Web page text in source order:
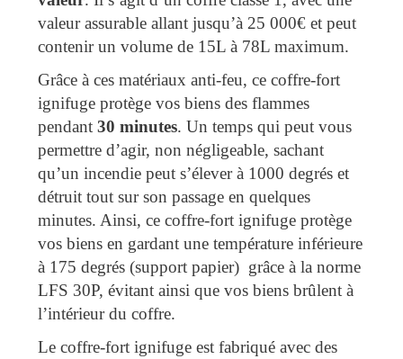
valeur assurable allant jusqu’à 25 000€ et peut
contenir un volume de 15L à 78L maximum.
Grâce à ces matériaux anti-feu, ce coffre-fort
ignifuge protège vos biens des flammes
pendant 30 minutes. Un temps qui peut vous
permettre d’agir, non négligeable, sachant
qu’un incendie peut s’élever à 1000 degrés et
détruit tout sur son passage en quelques
minutes. Ainsi, ce coffre-fort ignifuge protège
vos biens en gardant une température inférieure
à 175 degrés (support papier) grâce à la norme
LFS 30P, évitant ainsi que vos biens brûlent à
l’intérieur du coffre.
Le coffre-fort ignifuge est fabriqué avec des